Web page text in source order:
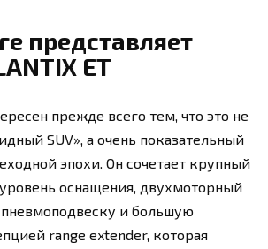
представляет
ET
прежде всего тем, что это не
SUV», а очень показательный
эпохи. Он сочетает крупный
оснащения, двухмоторный
и большую
range extender, которая